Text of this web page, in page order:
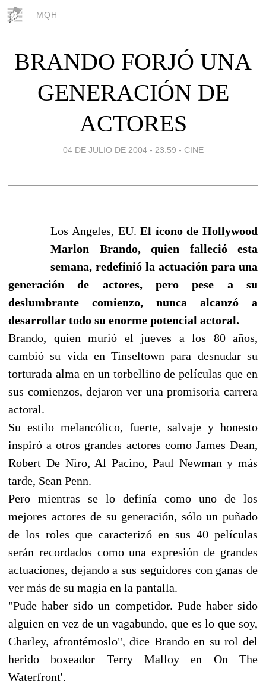
MQH
BRANDO FORJÓ UNA
GENERACIÓN DE
ACTORES
04 DE JULIO DE 2004 - 23:59 - CINE
Los Angeles, EU.El ícono de Hollywood
Marlon Brando, quien falleció esta
semana, redefinió la actuación para una
generación de actores, pero pese a su
deslumbrante comienzo, nunca alcanzó a
desarrollar todo su enorme potencial actoral.
Brando, quien murió el jueves a los 80 años,
cambió su vida en Tinseltown para desnudar su
torturada alma en un torbellino de películas que en
sus comienzos, dejaron ver una promisoria carrera
actoral.
Su estilo melancólico, fuerte, salvaje y honesto
inspiró a otros grandes actores como James Dean,
Robert De Niro, Al Pacino, Paul Newman y más
tarde, Sean Penn.
Pero mientras se lo definía como uno de los
mejores actores de su generación, sólo un puñado
de los roles que caracterizó en sus 40 películas
serán recordados como una expresión de grandes
actuaciones, dejando a sus seguidores con ganas de
ver más de su magia en la pantalla.
"Pude haber sido un competidor. Pude haber sido
alguien en vez de un vagabundo, que es lo que soy,
Charley, afrontémoslo", dice Brando en su rol del
herido boxeador Terry Malloy en On The
Waterfront'.